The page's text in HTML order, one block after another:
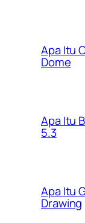
Apa Itu
Dome
Apa Itu
5.3
Apa Itu
Drawing